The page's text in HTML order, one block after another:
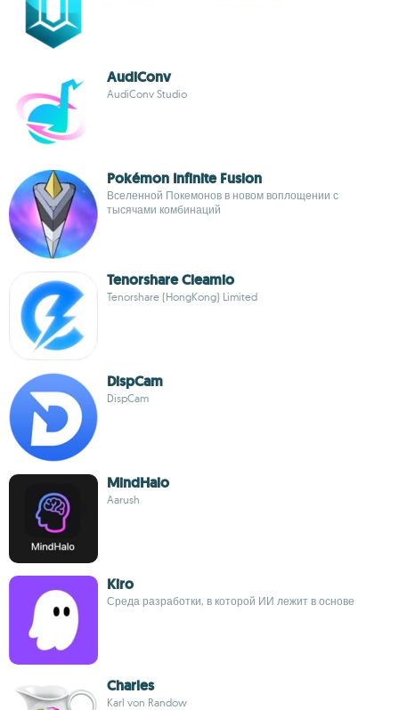
AudiConv
AudiConv Studio
Pokémon Infinite Fusion
Вселенной Покемонов в новом воплощении с
тысячами комбинаций
Tenorshare Cleamio
Tenorshare (HongKong) Limited
DispCam
DispCam
MindHalo
Aarush
Kiro
Среда разработки, в которой ИИ лежит в основе
Charles
Karl von Randow